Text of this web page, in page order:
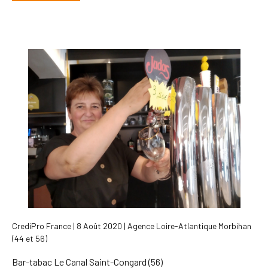
CrediPro France | 8 Août 2020 | Agence Loire-Atlantique Morbihan
(44 et 56)
Bar-tabac Le Canal Saint-Congard (56)